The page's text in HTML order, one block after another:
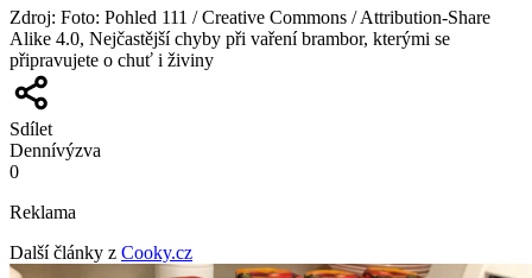
Zdroj: Foto: Pohled 111 / Creative Commons / Attribution-Share
Alike 4.0, Nejčastější chyby při vaření brambor, kterými se
připravujete o chuť i živiny
Sdílet
Dennívýzva
0
Reklama
Další články z Cooky.cz